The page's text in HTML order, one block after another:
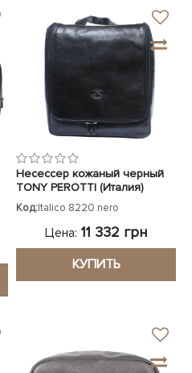
Несессер кожаный черный
TONY PEROTTI (Италия)
Код:Italico 8220 nero
Цена: 11 332 грн
КУПИТЬ